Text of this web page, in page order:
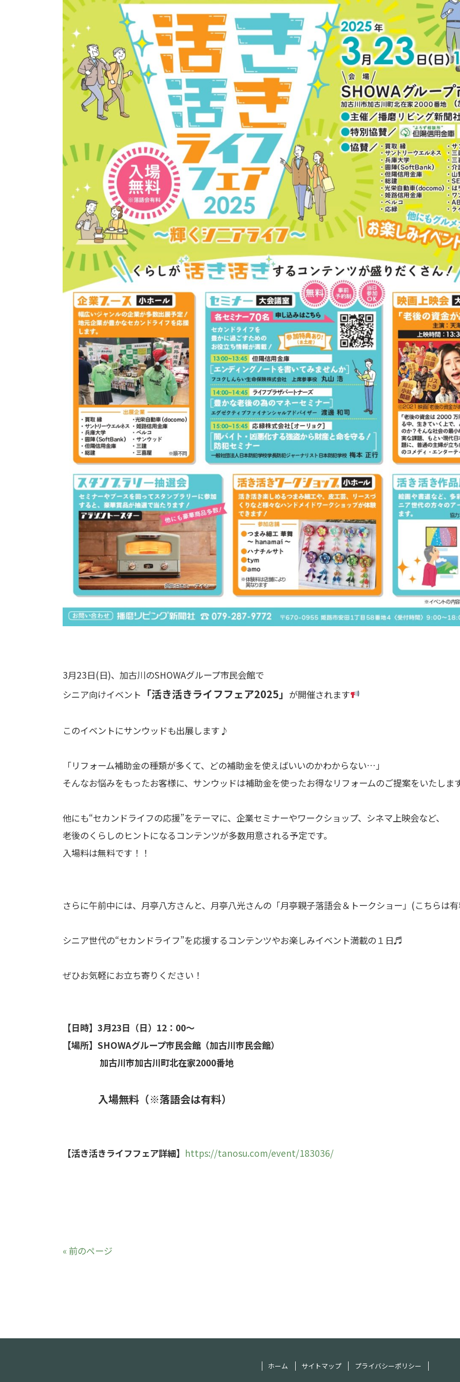
3月23日(日)、加古川のSHOWAグループ市民会館で
シニア向けイベント 「活き活きライフフェア2025」 が開催されます
このイベントにサンウッドも出展します♪
「リフォーム補助金の種類が多くて、どの補助金を使えばいいのかわからない…」
そんなお悩みをもったお客様に、サンウッドは補助金を使ったお得なリフォームのご提案をいたしま
他にも“セカンドライフの応援”をテーマに、企業セミナーやワークショップ、シネマ上映会など、
老後のくらしのヒントになるコンテンツが多数用意される予定です。
入場料は無料です！！
さらに午前中には、月亭八方さんと、月亭八光さんの「月亭親子落語会＆トークショー」(こちらは有
シニア世代の“セカンドライフ”を応援するコンテンツやお楽しみイベント満載の１日♬
ぜひお気軽にお立ち寄りください！
【日時】3月23日（日）12：00～
【場所】SHOWAグループ市民会館（加古川市民会館）
加古川市加古川町北在家2000番地
入場無料（※落語会は有料）
【活き活きライフフェア詳細】 https://tanosu.com/event/183036/
« 前のページ
ホーム サイトマップ プライバシーポリシー